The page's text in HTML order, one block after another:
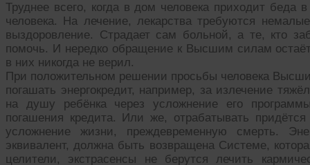
Труднее всего, когда в дом человека приходит беда
человека. На лечение, лекарства требуются
выздоровление. Страдает сам больной, а те, кто
помочь. И нередко обращение к Высшим силам
в них никогда не верил.
При положительном решении просьбы человека
погашать энергокредит, например, за излечение
на душу ребёнка через усложнение его
погашения кредита. Или же, отрабатывать
усложнение жизни, преждевременную смерть.
эквивалент, должна быть возвращена Системе,
целители, экстрасенсы не берутся лечить